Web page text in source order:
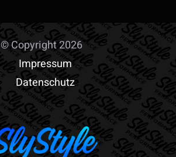
© Copyright 2026
Impressum
Datenschutz